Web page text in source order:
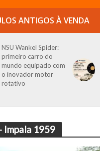
ANTIGOS À VENDA
NSU Wankel Spider:
primeiro carro do
mundo equipado com
o inovador motor
rotativo
Impala 1959